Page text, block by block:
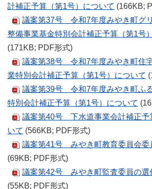
計補正予算（第1号）について (166KB;
議案第37号 令和7年度みやき町グ
整備事業基金特別会計補正予算（第1号
(171KB; PDF形式)
議案第38号 令和7年度みやき町住
業特別会計補正予算（第1号）について
議案第39号 令和7年度みやき町ふ
特別会計補正予算（第1号）について
議案第40号 下水道事業会計補正予
いて (566KB; PDF形式)
議案第41号 みやき町教育委員会委
(69KB; PDF形式)
議案第42号 みやき町監査委員の選
(55KB; PDF形式)